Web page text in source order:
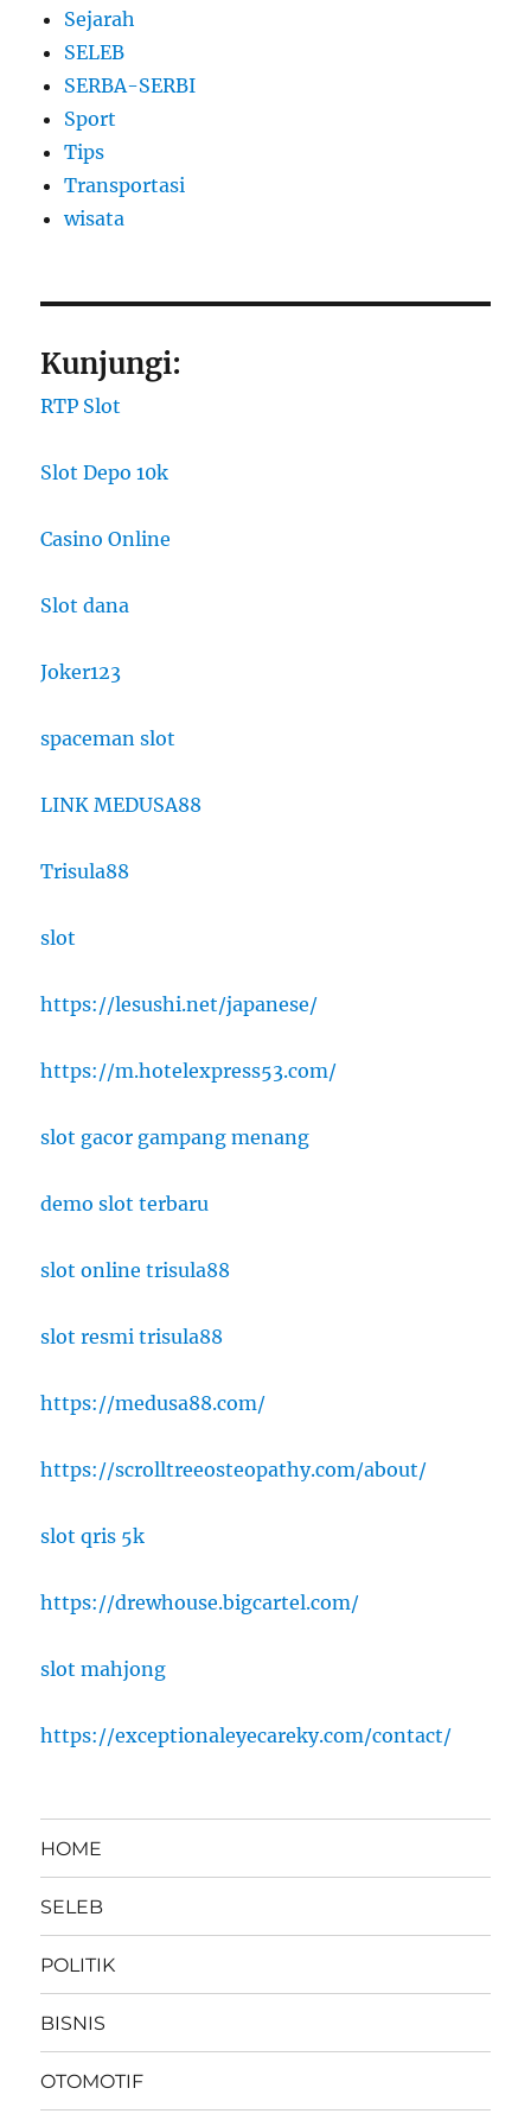
Sejarah
SELEB
SERBA-SERBI
Sport
Tips
Transportasi
wisata
Kunjungi:
RTP Slot
Slot Depo 10k
Casino Online
Slot dana
Joker123
spaceman slot
LINK MEDUSA88
Trisula88
slot
https://lesushi.net/japanese/
https://m.hotelexpress53.com/
slot gacor gampang menang
demo slot terbaru
slot online trisula88
slot resmi trisula88
https://medusa88.com/
https://scrolltreeosteopathy.com/about/
slot qris 5k
https://drewhouse.bigcartel.com/
slot mahjong
https://exceptionaleyecareky.com/contact/
HOME
SELEB
POLITIK
BISNIS
OTOMOTIF